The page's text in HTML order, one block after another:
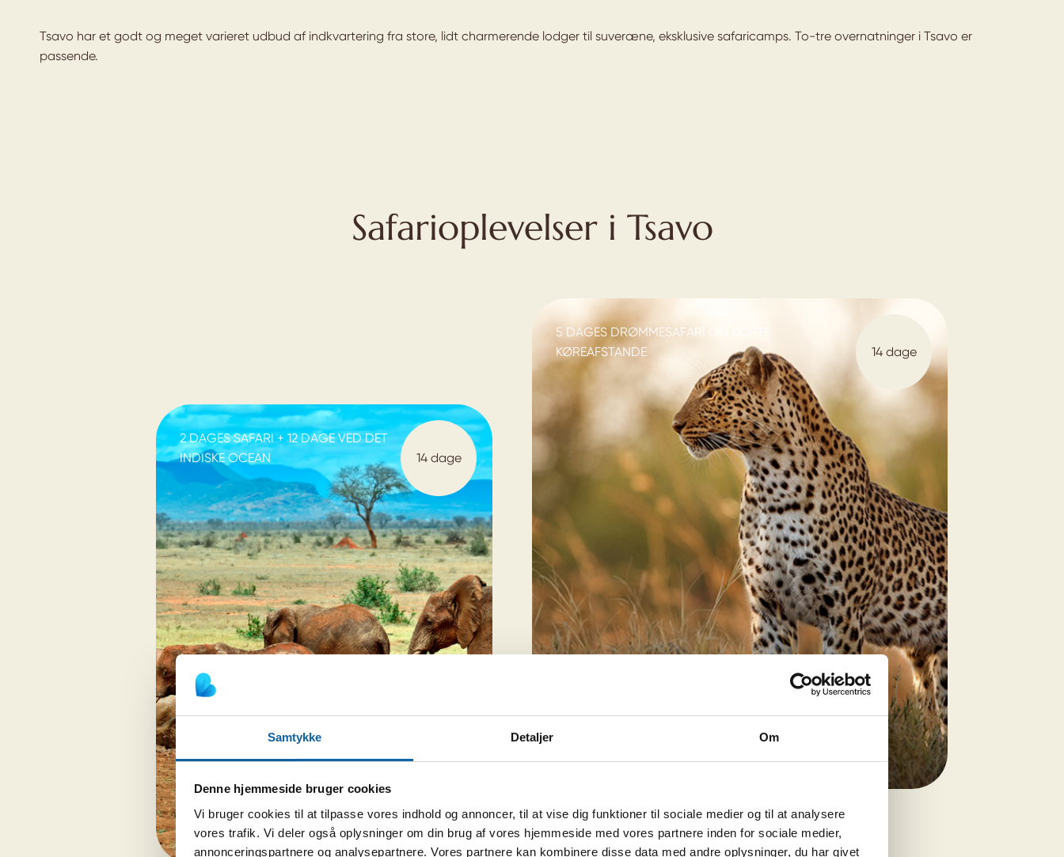
Samtykke Detaljer Om
Denne hjemmeside bruger cookies
Vi bruger cookies til at tilpasse vores indhold og annoncer, til at vise dig funktioner til sociale medier og til at analysere
vores trafik. Vi deler også oplysninger om din brug af vores hjemmeside med vores partnere inden for sociale medier,
annonceringspartnere og analysepartnere. Vores partnere kan kombinere disse data med andre oplysninger, du har givet
Tsavo har et godt og meget varieret udbud af indkvartering fra store, lidt charmerende lodger til suveræne, eksklusive safaricamps. To-tre overnatninger i Tsavo er
passende.
Safarioplevelser i Tsavo
14 dage
2 DAGES SAFARI + 12 DAGE VED DET
INDISKE OCEAN
14 dage
5 DAGES DRØMMESAFARI OG KORTE
KØREAFSTANDE
Drømmesafari